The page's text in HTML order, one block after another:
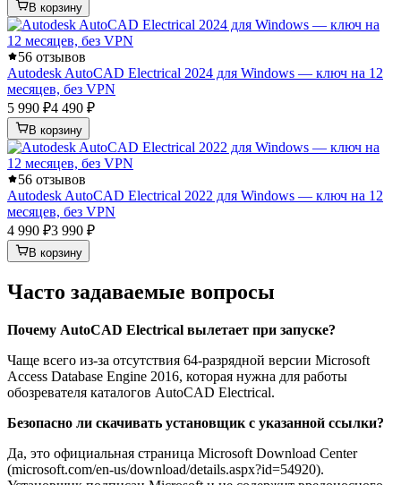
В корзину
56 отзывов
Autodesk AutoCAD Electrical 2024 для Windows — ключ на 12
месяцев, без VPN
5 990 ₽4 490 ₽
В корзину
56 отзывов
Autodesk AutoCAD Electrical 2022 для Windows — ключ на 12
месяцев, без VPN
4 990 ₽3 990 ₽
В корзину
Часто задаваемые вопросы
Почему AutoCAD Electrical вылетает при запуске?
Чаще всего из-за отсутствия 64-разрядной версии Microsoft
Access Database Engine 2016, которая нужна для работы
обозревателя каталогов AutoCAD Electrical.
Безопасно ли скачивать установщик с указанной ссылки?
Да, это официальная страница Microsoft Download Center
(microsoft.com/en-us/download/details.aspx?id=54920).